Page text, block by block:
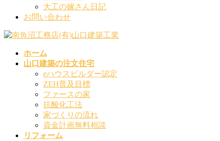
大工の嫁さん日記
お問い合わせ
ホーム
山口建築の注文住宅
eハウスビルダー認定
ZEH普及目標
ファースの家
抗酸化工法
家づくりの流れ
資金計画無料相談
リフォーム